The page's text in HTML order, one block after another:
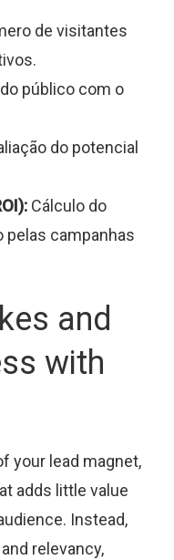
de visitantes
público com o
do potencial
Cálculo do
pelas campanhas
and
with
your lead magnet,
adds little value
Instead,
relevancy,